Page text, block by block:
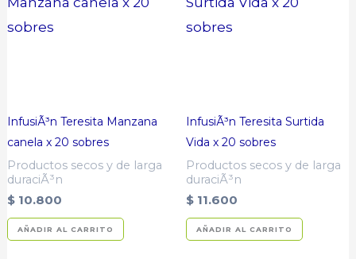
InfusiÃ³n Teresita Manzana
canela x 20 sobres
Productos secos y de larga
duraciÃ³n
$ 10.800
AÑADIR AL CARRITO
InfusiÃ³n Teresita Surtida
Vida x 20 sobres
Productos secos y de larga
duraciÃ³n
$ 11.600
AÑADIR AL CARRITO